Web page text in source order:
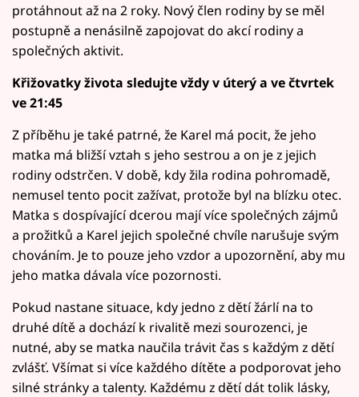
protáhnout až na 2 roky. Nový člen rodiny by se měl
postupně a nenásilně zapojovat do akcí rodiny a
společných aktivit.
Křižovatky života sledujte vždy v úterý a ve čtvrtek
ve 21:45
Z příběhu je také patrné, že Karel má pocit, že jeho
matka má bližší vztah s jeho sestrou a on je z jejich
rodiny odstrčen. V době, kdy žila rodina pohromadě,
nemusel tento pocit zažívat, protože byl na blízku otec.
Matka s dospívající dcerou mají více společných zájmů
a prožitků a Karel jejich společné chvíle narušuje svým
chováním. Je to pouze jeho vzdor a upozornění, aby mu
jeho matka dávala více pozornosti.
Pokud nastane situace, kdy jedno z dětí žárlí na to
druhé dítě a dochází k rivalitě mezi sourozenci, je
nutné, aby se matka naučila trávit čas s každým z dětí
zvlášť. Všímat si více každého dítěte a podporovat jeho
silné stránky a talenty. Každému z dětí dát tolik lásky,